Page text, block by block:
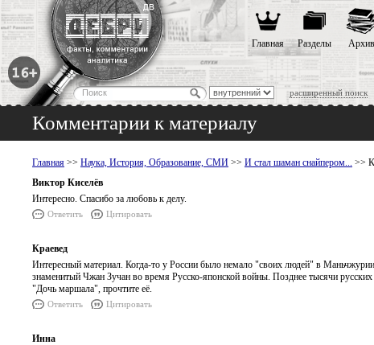
расширенный поиск
Главная Разделы Архив
Комментарии к материалу
Главная >> Наука, История, Образование, СМИ >> И стал шаман снайпером... >>
Виктор Киселёв
Интересно. Спасибо за любовь к делу.
Ответить Цитировать
Краевед
Интересный материал. Когда-то у России было немало "своих людей" в
знаменитый Чжан Зучан во время Русско-японской войны. Позднее тысячи
"Дочь маршала", прочтите её.
Ответить Цитировать
Инна